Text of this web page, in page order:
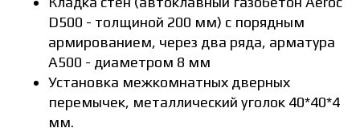
D500 - толщиной 200 мм) с порядным
армированием, через два ряда, арматура
А500 - диаметром 8 мм
Установка межкомнатных дверных
перемычек, металлический уголок 40*40*4
мм.